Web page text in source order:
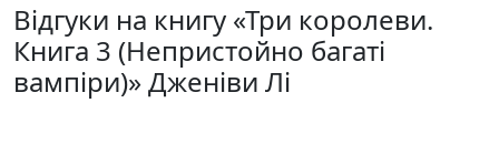
Відгуки на книгу «Три королеви.
Книга 3 (Непристойно багаті
вампіри)» Дженіви Лі